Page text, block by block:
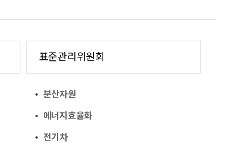
표준관리위원회
분산자원
에너지효율화
전기차